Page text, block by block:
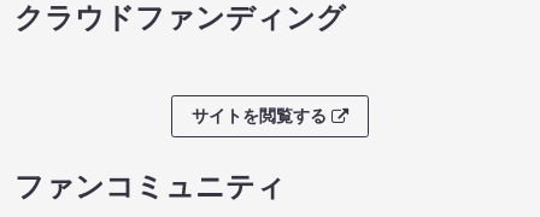
クラウドファンディング
サイトを閲覧する
ファンコミュニティ